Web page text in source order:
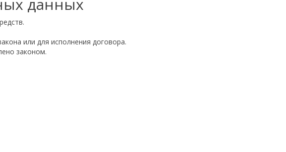
данных
или для исполнения договора.
законом.